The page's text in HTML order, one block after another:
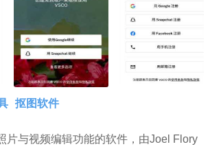
抠图软件
片与视频编辑功能的软件，由Joel Flory